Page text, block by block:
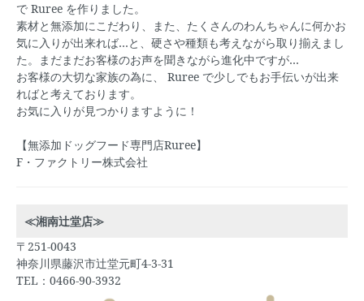
で Ruree を作りました。
素材と無添加にこだわり、また、たくさんのわんちゃんに何かお
気に入りが出来れば…と、硬さや種類も考えながら取り揃えまし
た。まだまだお客様のお声を聞きながら進化中ですが…
お客様の大切な家族の為に、 Ruree で少しでもお手伝いが出来
ればと考えております。
お気に入りが見つかりますように！
【無添加ドッグフード専門店Ruree】
F・ファクトリー株式会社
≪湘南辻堂店≫
〒251-0043
神奈川県藤沢市辻堂元町4-3-31
TEL：0466-90-3932